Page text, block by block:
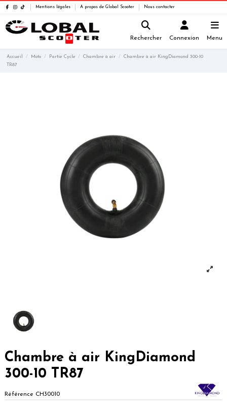
Mentions légales A propos de Global Scooter Nous contacter
Rechercher Connexion Menu
Accueil Moto Partie Cycle Chambre à air
Chambre à air KingDiamond 300-10
TR87
Chambre à air KingDiamond
300-10 TR87
Référence CH30010